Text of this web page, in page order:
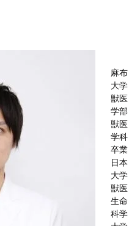
麻布
大学
獣医
学部
獣医
学科
卒業
日本
大学
獣医
生命
科学